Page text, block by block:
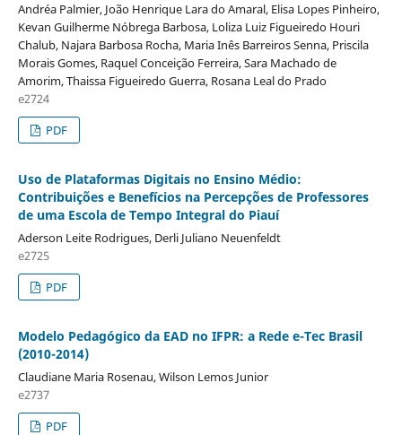
Andréa Palmier, João Henrique Lara do Amaral, Elisa Lopes Pinheiro,
Kevan Guilherme Nóbrega Barbosa, Loliza Luiz Figueiredo Houri
Chalub, Najara Barbosa Rocha, Maria Inês Barreiros Senna, Priscila
Morais Gomes, Raquel Conceição Ferreira, Sara Machado de
Amorim, Thaissa Figueiredo Guerra, Rosana Leal do Prado
e2724
PDF
Uso de Plataformas Digitais no Ensino Médio:
Contribuições e Benefícios na Percepções de Professores
de uma Escola de Tempo Integral do Piauí
Aderson Leite Rodrigues, Derli Juliano Neuenfeldt
e2725
PDF
Modelo Pedagógico da EAD no IFPR: a Rede e-Tec Brasil
(2010-2014)
Claudiane Maria Rosenau, Wilson Lemos Junior
e2737
PDF